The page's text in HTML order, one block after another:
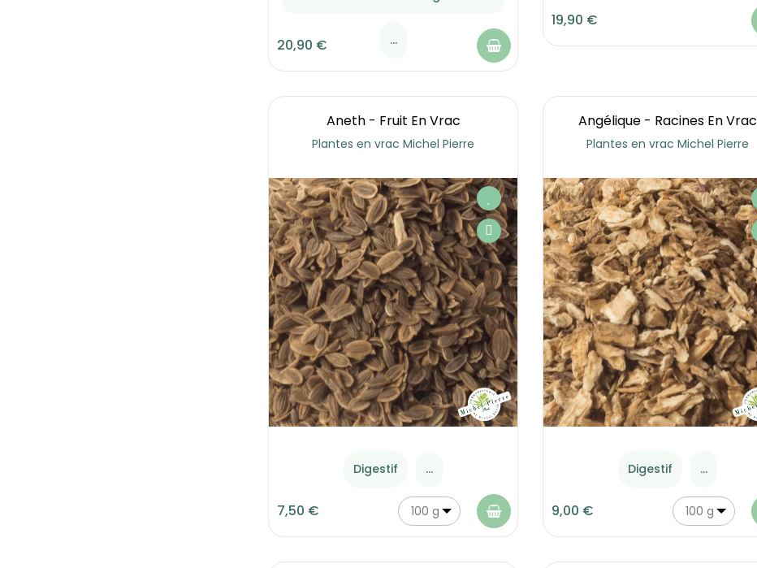
...
20,90 €
19,90 €
Aneth - Fruit En Vrac
Plantes en vrac Michel Pierre
Digestif ...
7,50 € 100 g
Angélique - Racines En Vrac
Plantes en vrac Michel Pierre
Digestif ...
9,00 € 100 g